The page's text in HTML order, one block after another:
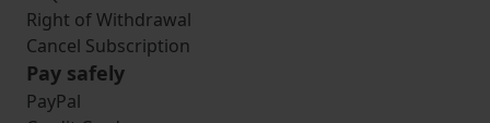
Right of Withdrawal
Cancel Subscription
Pay safely
PayPal